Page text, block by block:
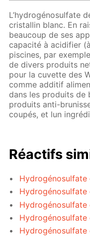
L’hydrogénosulfate
cristallin blanc. En
beaucoup de ses
capacité à acidifier
piscines, par
de divers produits
pour la cuvette des
comme additif
dans les produits de
produits anti-
coupés, et lun
Réactifs
Hydrogénosulfate
Hydrogénosulfate
Hydrogénosulfate
Hydrogénosulfate
Hydrogénosulfate